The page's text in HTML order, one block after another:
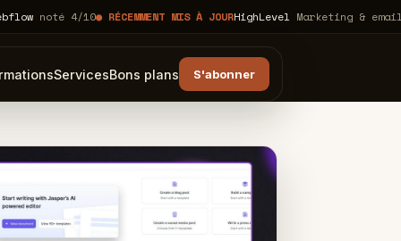
4/10● RÉCEMMENT MIS À JOUR HighLevelMarketing & emailing
ServicesBons plans S'abonner